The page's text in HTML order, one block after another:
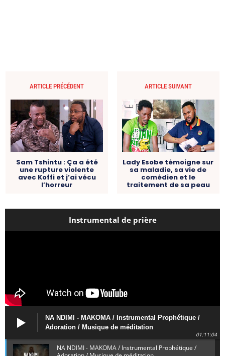
ARTICLE PRÉCÉDENT
Sam Tshintu : Ça a été
une rupture violente
avec Koffi et j’ai vécu
l’horreur
ARTICLE SUIVANT
Lady Esobe témoigne sur
sa maladie, sa vie de
comédien et le
traitement de sa peau
Instrumental de prière
NA NDIMI - MAKOMA / Instrumental Prophétique /
Adoration / Musique de méditation
01:11:04
NA NDIMI - MAKOMA / Instrumental Prophétique /